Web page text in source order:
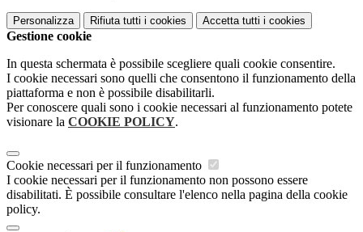
Personalizza Rifiuta tutti i cookies Accetta tutti i cookies
Gestione cookie
In questa schermata è possibile scegliere quali cookie consentire.
I cookie necessari sono quelli che consentono il funzionamento della
piattaforma e non è possibile disabilitarli.
Per conoscere quali sono i cookie necessari al funzionamento potete
visionare la COOKIE POLICY.
Cookie necessari per il funzionamento
I cookie necessari per il funzionamento non possono essere
disabilitati. È possibile consultare l'elenco nella pagina della cookie
policy.